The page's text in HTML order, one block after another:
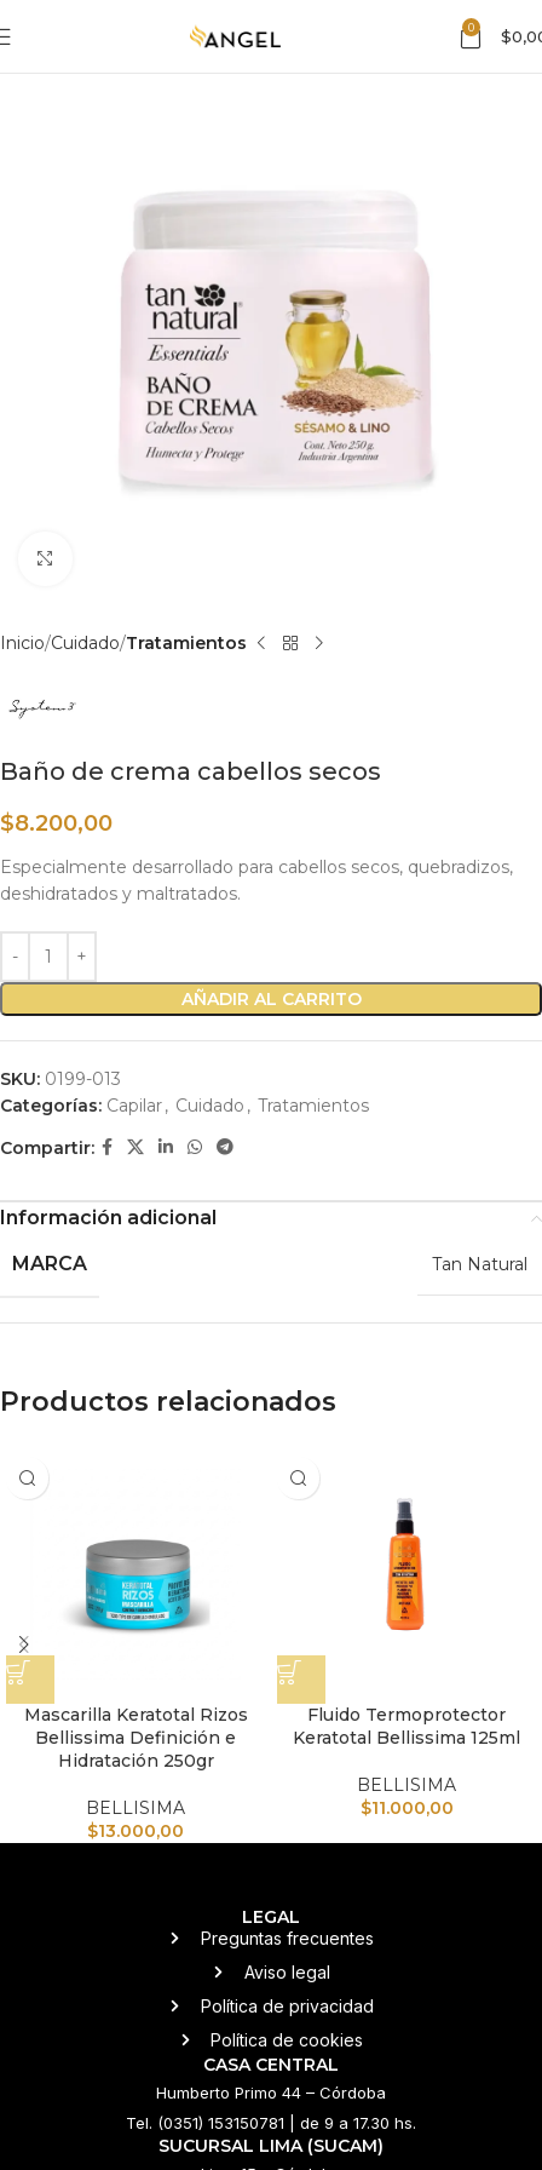
0 $
Inicio Cuidado Tratamientos
Baño de crema cabellos secos
$8.200,00
Especialmente desarrollado para cabellos secos, quebradizos,
deshidratados y maltratados.
AÑADIR AL CARRITO
SKU: 0199-013
Categorías: Capilar, Cuidado , Tratamientos
Compartir:
Información adicional
MARCA
Tan Natural
Productos relacionados
Mascarilla Keratotal Rizos
Bellissima Definición e
Hidratación 250gr
BELLISIMA
$13.000,00
Fluido Termoprotector
Keratotal Bellissima 125ml
BELLISIMA
$11.000,00
LEGAL
Preguntas frecuentes
Aviso legal
Política de privacidad
Política de cookies
CASA CENTRAL
Humberto Primo 44 – Córdoba
Tel. (0351) 153150781 | de 9 a 17.30 hs.
SUCURSAL LIMA (SUCAM)